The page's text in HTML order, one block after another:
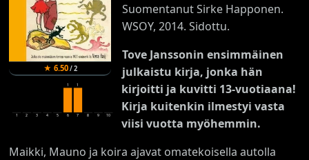
★ 6.50/2
1 2 3 4 5
1
6
1
7 8 9 10
Suomentanut Sirke Happonen.
WSOY, 2014. Sidottu.
Tove Janssonin ensimmäinen
julkaistu kirja, jonka hän
kirjoitti ja kuvitti 13-vuotiaana!
Kirja kuitenkin ilmestyi vasta
viisi vuotta myöhemmin.
Maikki, Mauno ja koira ajavat omatekoisella autolla